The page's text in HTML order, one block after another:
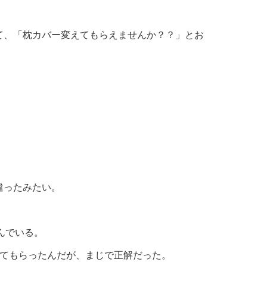
「枕カバー変えてもらえませんか？？」とお
たみたい。
いる。
らったんだが、まじで正解だった。